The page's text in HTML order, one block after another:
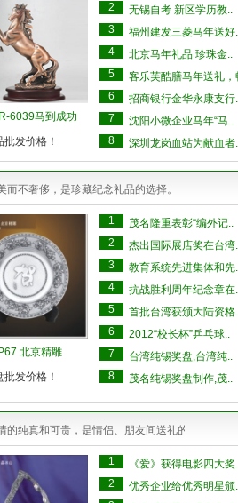
6039马到成功
发价格！
2
无锡自考 新区学历教..
3
福州建发三菱马年送好
4
北京马年礼品 珍珠金..
5
客乐芙酷膳马年送礼，
6
招商银行金华永康支行
7
沈阳小微企业马年“马..
8
深圳龙岗血站为献血者
不奢侈，是珍藏纪念礼品的选择。
北京精雕
发价格！
1
茂名隆重表彰“编外记..
2
杰出国际展店奖在台湾
3
教育系统先进集体和先
4
抗战胜利周年纪念章在
5
首批台湾获颁大陆资格
6
2012“校长杯”乒乓球..
7
台湾纯锡奖盘,台湾纯..
8
茂名纯锡奖盘制作,茂..
纯真和可贵，是情侣、朋友间送礼的最佳选择！
1
《爱》获得电影四大奖
2
优秀企业给优秀明星颁